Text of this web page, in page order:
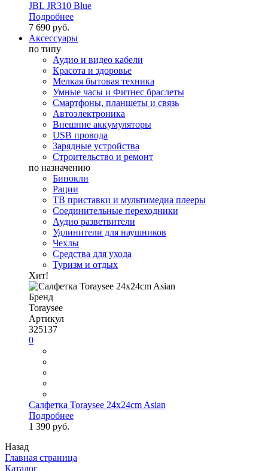
JBL JR310 Blue
Подробнее
7 690 руб.
Аксессуары
по типу
Аудио и видео кабели
Красота и здоровье
Мелкая бытовая техника
Умные часы и Фитнес браслеты
Смартфоны, планшеты и связь
Автоэлектроника
Внешние аккумуляторы
USB провода
Зарядные устройства
Строительство и ремонт
по назначению
Бинокли
Рации
ТВ приставки и мультимедиа плееры
Соединительные переходники
Аудио разветвители
Удлинители для наушников
Чехлы
Средства для ухода
Туризм и отдых
Хит!
Бренд
Toraysee
Артикул
325137
0
Салфетка Toraysee 24x24cm Asian
Подробнее
1 390 руб.
Назад
Главная страница
Каталог